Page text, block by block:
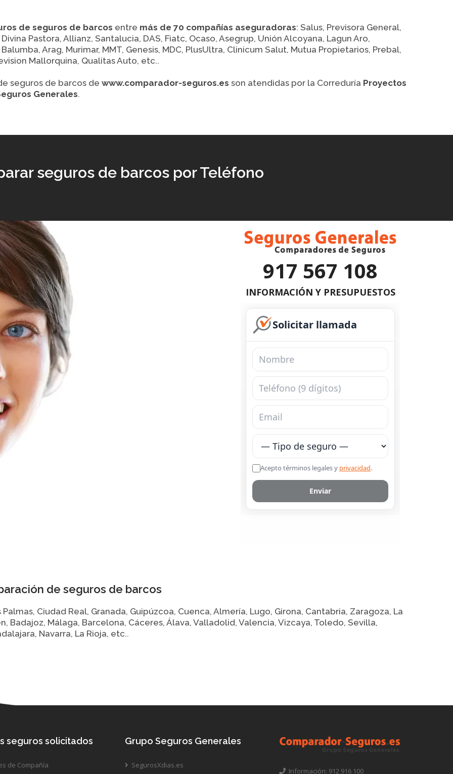
de seguros de barcos entre más de 70 compañías aseguradoras: Salus, Previsora General,
Pastora, Allianz, Santalucia, DAS, Fiatc, Ocaso, Asegrup, Unión Alcoyana, Lagun Aro,
Arag, Murimar, MMT, Genesis, MDC, PlusUltra, Clinicum Salut, Mutua Propietarios, Prebal,
Mallorquina, Qualitas Auto, etc..
seguros de barcos de www.comparador-seguros.es son atendidas por la Correduría Proyectos
Generales.
seguros de barcos por Teléfono
917 567 108
INFORMACIÓN Y PRESUPUESTOS
de seguros de barcos
Ciudad Real, Granada, Guipúzcoa, Cuenca, Almería, Lugo, Girona, Cantabria, Zaragoza, La
Badajoz, Málaga, Barcelona, Cáceres, Álava, Valladolid, Valencia, Vizcaya, Toledo, Sevilla,
Navarra, La Rioja, etc..
seguros solicitados
de Compañía
Grupo Seguros Generales
SegurosXdias.es
Información: 912 916 100